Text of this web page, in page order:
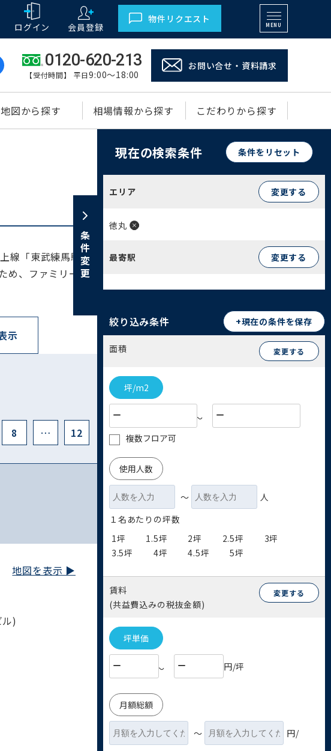
ログイン 会員登録
物件リクエスト
MENU
0120-620-213
【受付時間】 平日9:00～18:00
お問い合せ・資料請求
地図から探す 相場情報から探す こだわりから探す
条件変更
現在の検索条件 条件をリセット
エリア 変更する
徳丸
最寄駅 変更する
絞り込み条件 +現在の条件を保存
面積 変更する
坪/m2
〜
複数フロア可
使用人数
〜
人
１名あたりの坪数
1坪
1.5坪 2坪 2.5坪
3坪
3.5坪
4坪 4.5坪 5坪
賃料
(共益費込みの税抜金額)
変更する
坪単価
〜 円/坪
月額総額
〜
円/
線「東武練馬駅」周辺には商業施設が集積し、生活利便性が
、ファミリー層にも住みやすいでしょう。都心へのアクセ
⽰
8 … 12
9地図を表示 ▶︎
)